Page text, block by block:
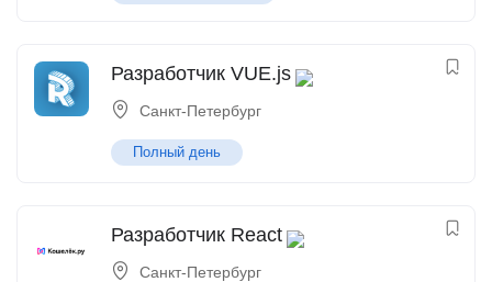
Разработчик VUE.js
Санкт-Петербург
Полный день
Разработчик React
Санкт-Петербург